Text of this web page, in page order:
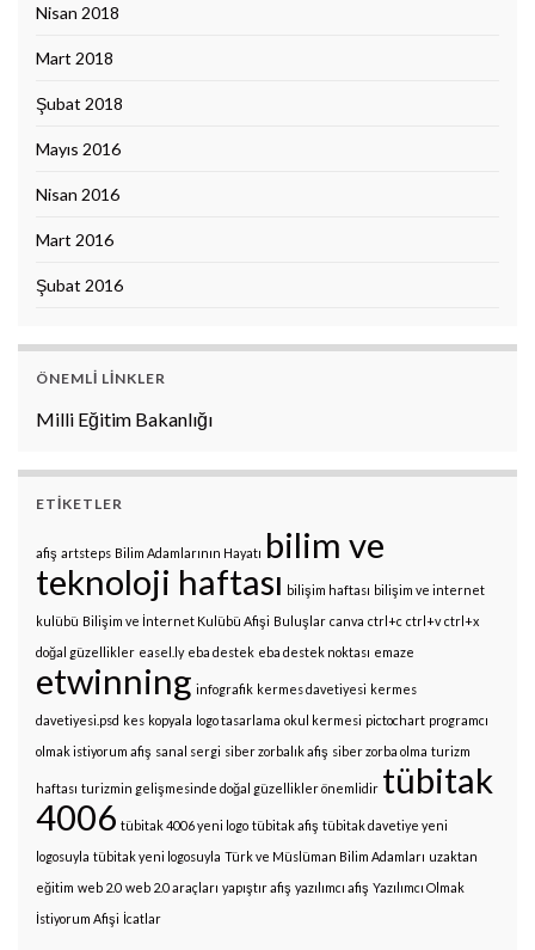
Nisan 2018
Mart 2018
Şubat 2018
Mayıs 2016
Nisan 2016
Mart 2016
Şubat 2016
ÖNEMLI LINKLER
Milli Eğitim Bakanlığı
ETIKETLER
afiş artsteps Bilim Adamlarının Hayatı bilim ve
teknoloji haftası bilişim haftası bilişim ve internet
kulübü Bilişim ve İnternet Kulübü Afişi Buluşlar canva ctrl+c ctrl+v ctrl+x
doğal güzellikler easel.ly eba destek eba destek noktası emaze
etwinning infografik kermes davetiyesi kermes
davetiyesi.psd kes kopyala logo tasarlama okul kermesi pictochart programcı
olmak istiyorum afiş sanal sergi siber zorbalık afiş siber zorba olma turizm
haftası turizmin gelişmesinde doğal güzellikler önemlidir tübitak
4006 tübitak 4006 yeni logo tübitak afiş tübitak davetiye yeni
logosuyla tübitak yeni logosuyla Türk ve Müslüman Bilim Adamları uzaktan
eğitim web 2.0 web 2.0 araçları yapıştır afiş yazılımcı afiş Yazılımcı Olmak
İstiyorum Afişi İcatlar